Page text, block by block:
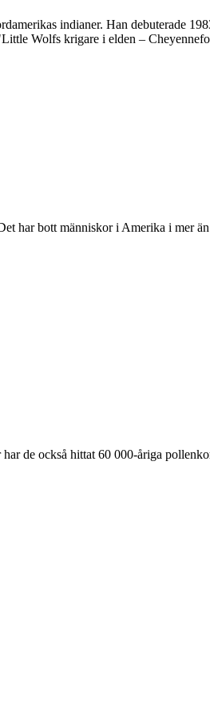
indianer. Han debuterade
Wolfs krigare i elden –
har bott människor i Amerika i mer
de också hittat 60 000-åriga